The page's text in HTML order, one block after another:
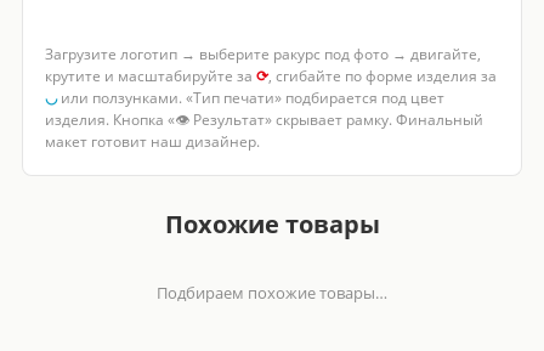
Загрузите логотип → выберите ракурс под фото → двигайте,
крутите и масштабируйте за ⟳, сгибайте по форме изделия за
◡или ползунками. «Тип печати» подбирается под цвет
изделия. Кнопка «👁 Результат» скрывает рамку. Финальный
макет готовит наш дизайнер.